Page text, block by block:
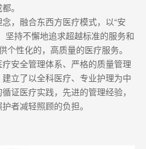
。
，融合东西方医疗模式，以“安
坚持不懈地追求超越标准的服务和
个性化的，高质量的医疗服务。
安全管理体系、严格的质量管理
立了以全科医疗、专业护理为中
证医疗实践，先进的管理经验，
者减轻照顾的负担。